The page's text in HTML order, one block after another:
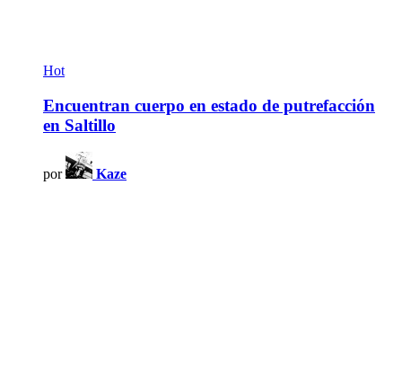
Hot
Encuentran cuerpo en estado de putrefacción
en Saltillo
por Kaze